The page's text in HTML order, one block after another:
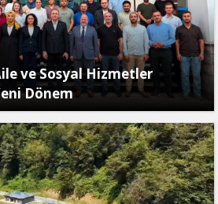
ve Sosyal Hizmetler
Dönem